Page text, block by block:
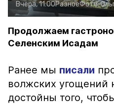
Вчера, 11:00РазноеФото:
Продолжаем
Селенским Исадам
Ранее мы писали
волжских угощений
достойны того,